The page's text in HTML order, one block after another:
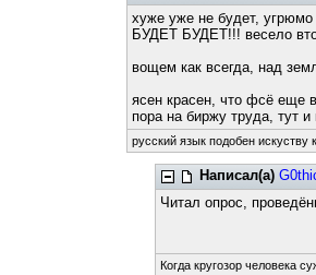
хуже уже не будет,
БУДЕТ БУДЕТ!!! весело
вощем как всегда, над
ясен красен, что фсё еще
пора на биржу труда, тут
русский язык подобен искуству
Написал(а)
Читал опрос,
Когда кругозор человека